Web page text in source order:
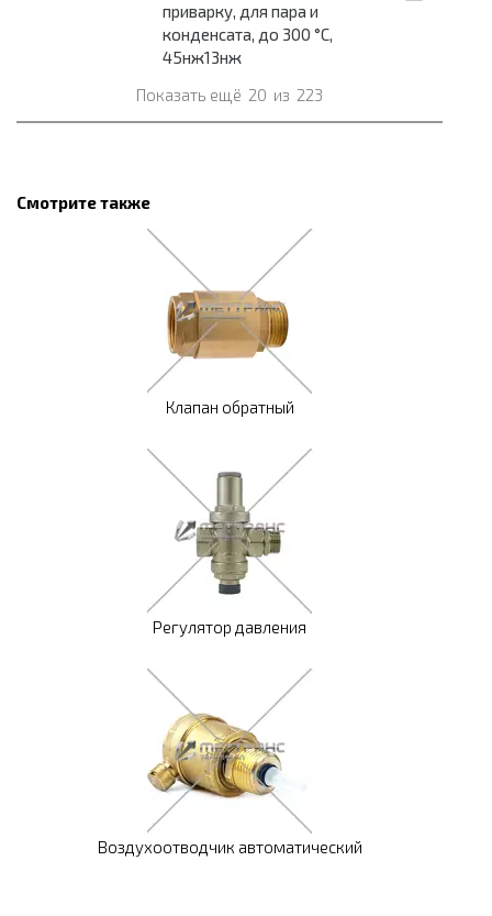
приварку, для пара и
конденсата, до 300 °С,
45нж13нж
Показать ещё 20 из 223
Смотрите также
Клапан обратный
Регулятор давления
Воздухоотводчик автоматический